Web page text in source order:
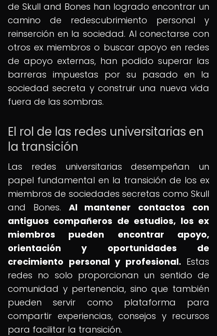
de Skull and Bones han logrado encontrar un
camino de redescubrimiento personal y
reinserción en la sociedad. Al conectarse con
otros ex miembros o buscar apoyo en redes
de apoyo externas, han podido superar las
barreras impuestas por su pasado en la
sociedad secreta y construir una nueva vida
fuera de las sombras.
El rol de las redes universitarias en
la transición
Las redes universitarias desempeñan un
papel fundamental en la transición de los ex
miembros de sociedades secretas como Skull
and Bones. Al mantener contactos con
antiguos compañeros de estudios, los ex
miembros pueden encontrar apoyo,
orientación y oportunidades de
crecimiento personal y profesional. Estas
redes no solo proporcionan un sentido de
comunidad y pertenencia, sino que también
pueden servir como plataforma para
compartir experiencias, consejos y recursos
para facilitar la transición.